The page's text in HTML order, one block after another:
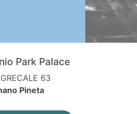
Park Palace
63
Pineta